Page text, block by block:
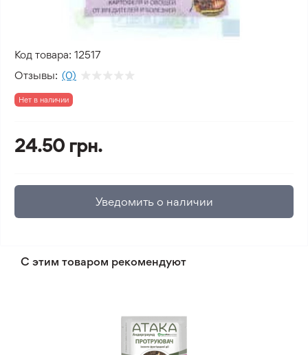
Код товара: 12517
Отзывы: (0)
Нет в наличии
24.50 грн.
Уведомить о наличии
С этим товаром рекомендуют